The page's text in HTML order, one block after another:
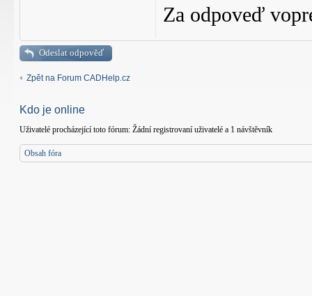
Za odpoveď
Odeslat odpověď
Zpět na Forum CADHelp.cz
Kdo je online
Uživatelé procházející toto fórum: Žádní registrovaní uživatelé a 1 návštěvník
Obsah fóra